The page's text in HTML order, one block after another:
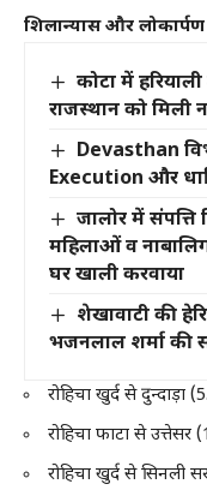
शिलान्यास और लोकार्पण
कोटा में
राजस्थान को मिली
Devasthan
Execution और
जालोर में
महिलाओं व
घर खाली करवाया
शेखावाटी की
भजनलाल शर्मा की
रोहिचा खुर्द से दुन्दाड़ा
रोहिचा फाटा से उत्तेसर
रोहिचा खुर्द से सिनली